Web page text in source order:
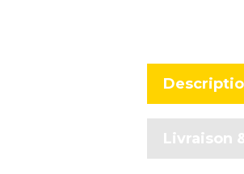
Livraison